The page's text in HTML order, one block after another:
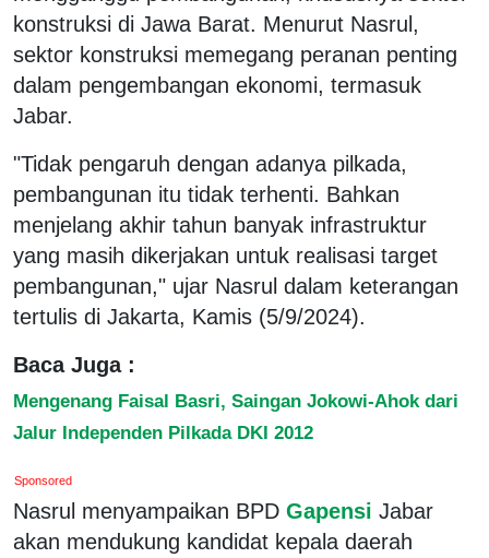
konstruksi di Jawa Barat. Menurut Nasrul,
sektor konstruksi memegang peranan penting
dalam pengembangan ekonomi, termasuk
Jabar.
"Tidak pengaruh dengan adanya pilkada,
pembangunan itu tidak terhenti. Bahkan
menjelang akhir tahun banyak infrastruktur
yang masih dikerjakan untuk realisasi target
pembangunan," ujar Nasrul dalam keterangan
tertulis di Jakarta, Kamis (5/9/2024).
Baca Juga :
Mengenang Faisal Basri, Saingan Jokowi-Ahok dari
Jalur Independen Pilkada DKI 2012
Sponsored
Nasrul menyampaikan BPD Gapensi Jabar
akan mendukung kandidat kepala daerah